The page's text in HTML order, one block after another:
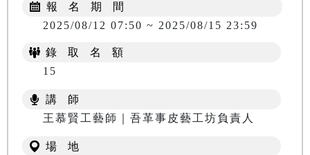
報 名 期 間
2025/08/12 07:50 ~ 2025/08/15 23:59
錄 取 名 額
15
講 師
王慕賢工藝師｜吾革事皮藝工坊負責人
場 地